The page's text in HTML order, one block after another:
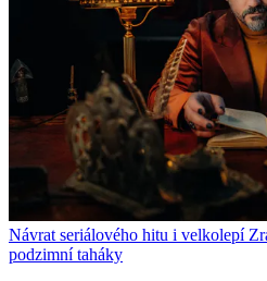
Návrat seriálového hitu i velkolepí
podzimní taháky